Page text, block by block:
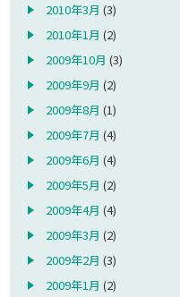
2010年3月 (3)
2010年1月 (2)
2009年10月 (3)
2009年9月 (2)
2009年8月 (1)
2009年7月 (4)
2009年6月 (4)
2009年5月 (2)
2009年4月 (4)
2009年3月 (2)
2009年2月 (3)
2009年1月 (2)